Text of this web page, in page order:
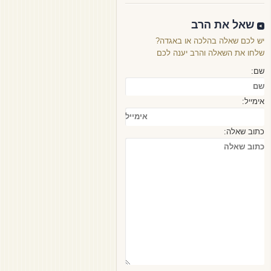
שאל את הרב
יש לכם שאלה בהלכה או באגדה?
שלחו את השאלה והרב יענה לכם
שם:
אימייל:
כתוב שאלה: